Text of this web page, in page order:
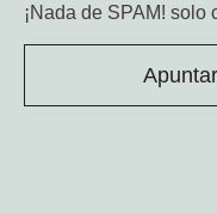
¡Nada de SPAM! solo